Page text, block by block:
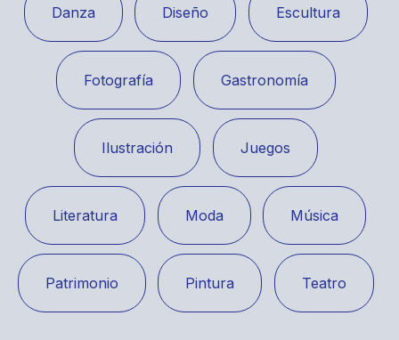
Danza Diseño Escultura
Fotografía Gastronomía
Ilustración Juegos
Literatura Moda Música
Patrimonio Pintura Teatro